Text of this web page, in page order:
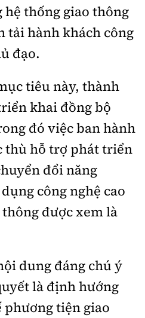
thống giao thông
tải hành khách công
đạo.
tiêu này, thành
khai đồng bộ
đó việc ban hành
thù hỗ trợ phát triển
đổi năng
công nghệ cao
được xem là
dung đáng chú ý
là định hướng
phương tiện giao